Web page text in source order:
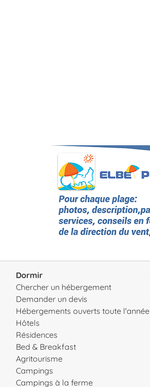
Dormir
Chercher un hébergement
Demander un devis
Hébergements ouverts toute l'année
Hôtels
Résidences
Bed & Breakfast
Agritourisme
Campings
Campings à la ferme